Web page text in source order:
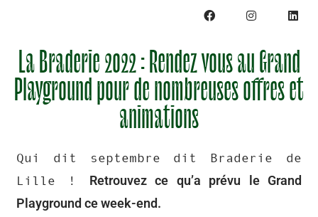
La Braderie 2022 : Rendez vous au Grand
Playground pour de nombreuses offres et
animations
Qui dit septembre dit Braderie de
Lille ! Retrouvez ce qu’a prévu le Grand
Playground ce week-end.